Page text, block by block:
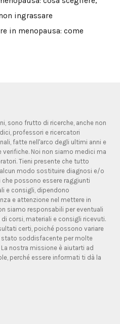
ingrassare
in menopausa: come
sono frutto di ricerche, anche non
professori e ricercatori
fatte nell'arco degli ultimi anni e
Noi non siamo medici ma
Tieni presente che tutto
modo sostituire diagnosi e/o
possono essere raggiunti
e consigli, dipendono
e attenzione nel mettere in
siamo responsabili per eventuali
corsi, materiali e consigli ricevuti.
certi, poiché possono variare
stato soddisfacente per molte
nostra missione è aiutarti ad
perché essere informati ti dà la